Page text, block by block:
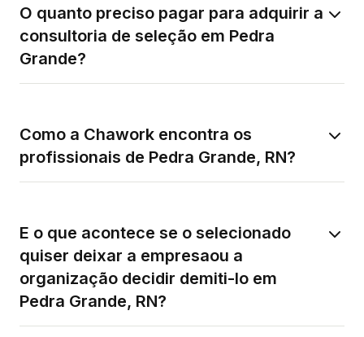
O quanto preciso pagar para adquirir a
consultoria de seleção em Pedra
Grande?
Como a Chawork encontra os
profissionais de Pedra Grande, RN?
E o que acontece se o selecionado
quiser deixar a empresaou a
organização decidir demiti-lo em
Pedra Grande, RN?